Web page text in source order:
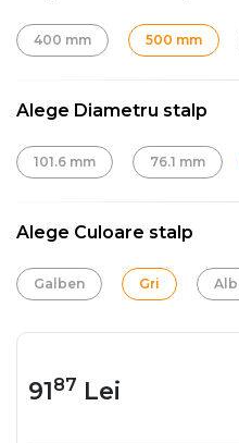
400 mm 500 mm
Alege Diametru stalp
101.6 mm 76.1 mm
Alege Culoare stalp
Galben Gri Alb
9187 Lei